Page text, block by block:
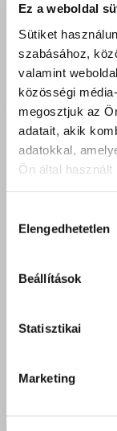
Ez a weboldal
Sütiket
szabásához,
valamint
közösségi
megosztjuk az
adatait, akik
adatokkal,
Ön által használt
kiválasztása
Elengedhetetlen
Beállítások
Statisztikai
Marketing